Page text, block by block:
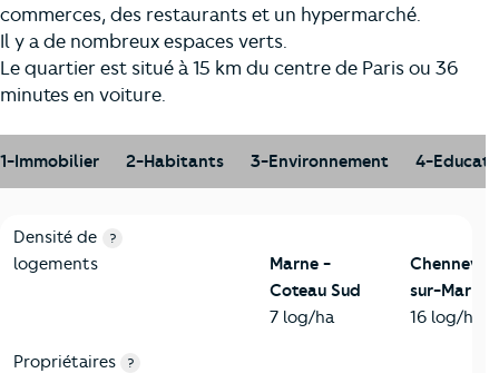
commerces, des restaurants et un hypermarché.
Il y a de nombreux espaces verts.
Le quartier est situé à 15 km du centre de Paris ou 36
minutes en voiture.
1-Immobilier 2-Habitants 3-Environnement 4-
1-Immobilier
Critères Marne - Coteau Sud
Densité de
logements
?
Marne -
Coteau Sud
7 log/ha
sur-Marne
16 log/ha
Propriétaires
?